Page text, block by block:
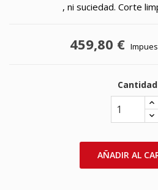
, ni suciedad. Corte
459,80 €
Cantidad
AÑADIR AL